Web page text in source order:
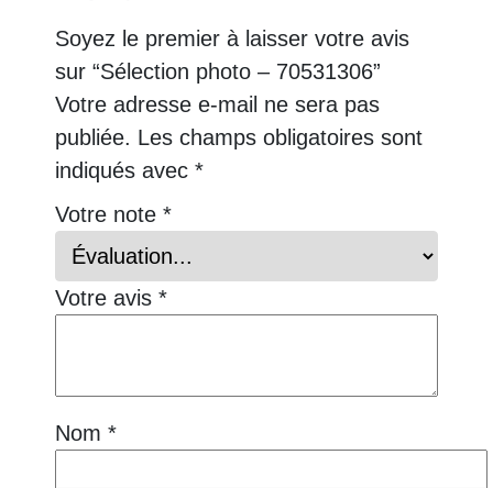
Soyez le premier à laisser votre avis
sur “Sélection photo – 70531306”
Votre adresse e-mail ne sera pas
publiée. Les champs obligatoires sont
indiqués avec *
Votre note *
Votre avis *
Nom *